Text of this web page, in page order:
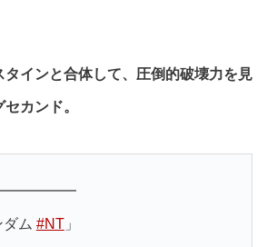
タインと合体して、圧倒的破壊力を見
カンド。
ダム #NT」